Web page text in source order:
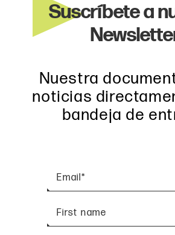
Suscríbete a
Nuestra
noticias
bandeja de